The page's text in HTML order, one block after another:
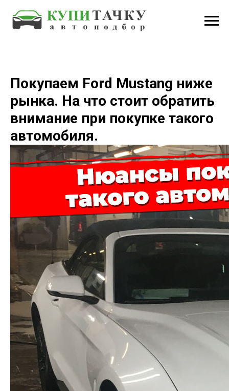
Покупаем Ford Mustang ниже
рынка. На что стоит обратить
внимание при покупке такого
автомобиля.